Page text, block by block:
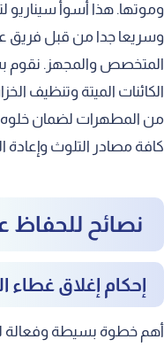
وموتها. هذا أسوأ سيناريو
وسريعا جدا من قبل فريق
المتخصص والمجهز. نقوم
الكائنات الميتة وتنظيف
من المطهرات لضمان
كافة مصادر التلوث وإعادة
نصائح للحفاظ
إحكام إغلاق غطاء
أهم خطوة بسيطة وفعالة